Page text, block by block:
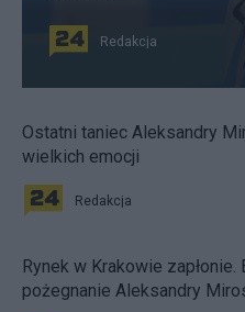
Redakcja
Ostatni taniec Aleksandry
wielkich emocji
Redakcja
Rynek w Krakowie
pożegnanie Aleksandry